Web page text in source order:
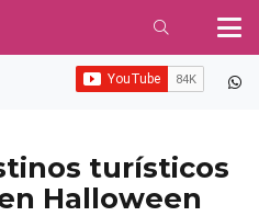
turísticos
Halloween